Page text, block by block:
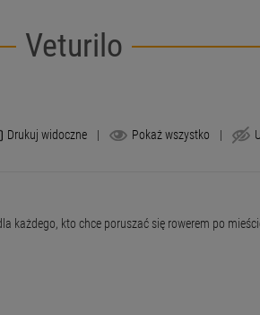
Veturilo
Drukuj widoczne | Pokaż wszystko |
kto chce poruszać się rowerem po